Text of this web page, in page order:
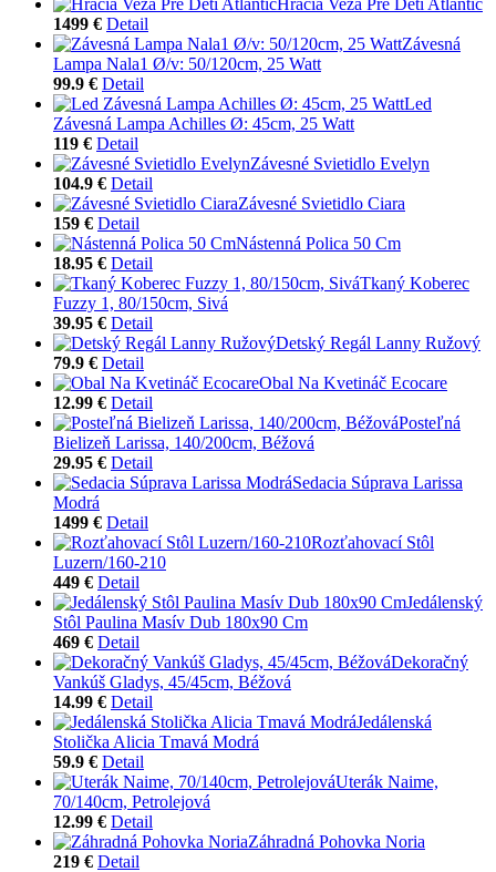
1499 € Detail
Závesná
Lampa Nala1 Ø/v: 50/120cm, 25 Watt
99.9 € Detail
Led
Závesná Lampa Achilles Ø: 45cm, 25 Watt
119 € Detail
Závesné Svietidlo Evelyn
104.9 € Detail
Závesné Svietidlo Ciara
159 € Detail
Nástenná Polica 50 Cm
18.95 € Detail
Tkaný Koberec
Fuzzy 1, 80/150cm, Sivá
39.95 € Detail
Detský Regál Lanny Ružový
79.9 € Detail
Obal Na Kvetináč Ecocare
12.99 € Detail
Posteľná
Bielizeň Larissa, 140/200cm, Béžová
29.95 € Detail
Sedacia Súprava Larissa
Modrá
1499 € Detail
Rozťahovací Stôl
Luzern/160-210
449 € Detail
Jedálenský
Stôl Paulina Masív Dub 180x90 Cm
469 € Detail
Dekoračný
Vankúš Gladys, 45/45cm, Béžová
14.99 € Detail
Jedálenská
Stolička Alicia Tmavá Modrá
59.9 € Detail
Uterák Naime,
70/140cm, Petrolejová
12.99 € Detail
Záhradná Pohovka Noria
219 € Detail